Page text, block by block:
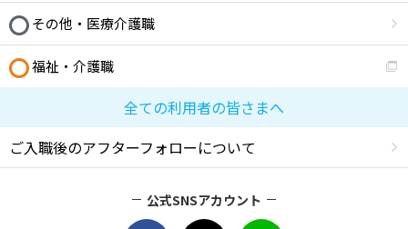
その他・医療介護職
福祉・介護職
全ての利用者の皆さまへ
ご入職後のアフターフォローについて
公式SNSアカウント